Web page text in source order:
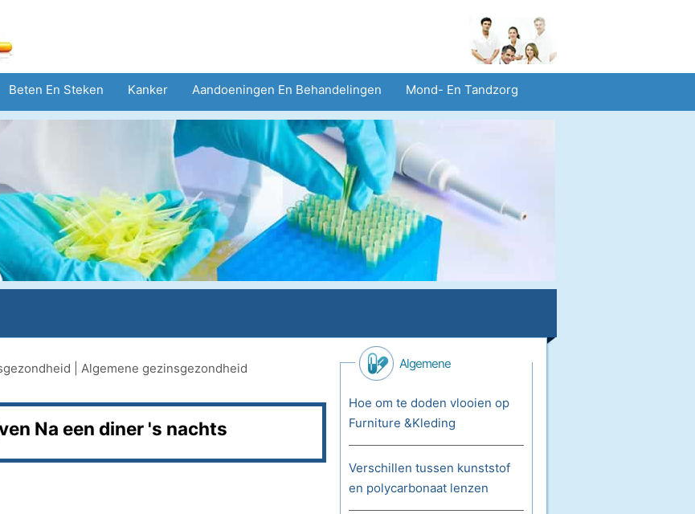
Beten En Steken Kanker Aandoeningen En Behandelingen Mond- En Tandzorg
Geestelijke Gezondheid Volksgezondheid En Veiligheid
Algemene gezinsgezondheid
Na een diner 's nachts
Algemene
Gezinsgezondheid
Hoe om te doden vlooien op
Furniture &Kleding
Verschillen tussen kunststof
en polycarbonaat lenzen